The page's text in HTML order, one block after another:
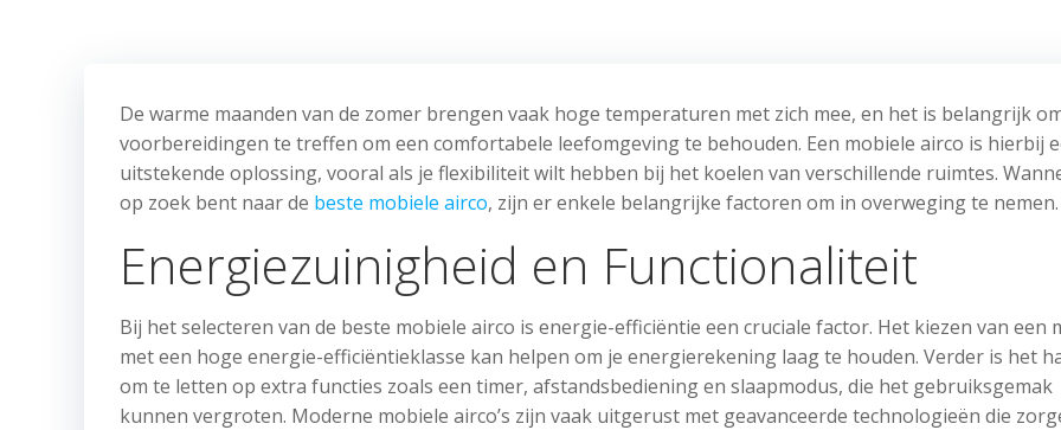
De warme maanden van de zomer brengen vaak hoge temperaturen met zich mee, en het is belangrijk
voorbereidingen te treffen om een comfortabele leefomgeving te behouden. Een mobiele airco is hierbij
uitstekende oplossing, vooral als je flexibiliteit wilt hebben bij het koelen van verschillende ruimtes.
op zoek bent naar de beste mobiele airco, zijn er enkele belangrijke factoren om in overweging te nemen.
Energiezuinigheid en Functionaliteit
Bij het selecteren van de beste mobiele airco is energie-efficiëntie een cruciale factor. Het kiezen van een
met een hoge energie-efficiëntieklasse kan helpen om je energierekening laag te houden. Verder is het
om te letten op extra functies zoals een timer, afstandsbediening en slaapmodus, die het gebruiksgemak
kunnen vergroten. Moderne mobiele airco’s zijn vaak uitgerust met geavanceerde technologieën die